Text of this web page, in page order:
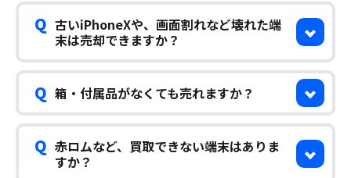
Q 古いiPhoneXや、画面割れなど壊れた端
末は売却できますか？
Q 箱・付属品がなくても売れますか？
Q 赤ロムなど、買取できない端末はありま
すか？